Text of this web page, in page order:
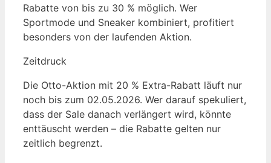
Rabatte von bis zu 30 % möglich. Wer
Sportmode und Sneaker kombiniert, profitiert
besonders von der laufenden Aktion.
Zeitdruck
Die Otto-Aktion mit 20 % Extra-Rabatt läuft nur
noch bis zum 02.05.2026. Wer darauf spekuliert,
dass der Sale danach verlängert wird, könnte
enttäuscht werden – die Rabatte gelten nur
zeitlich begrenzt.